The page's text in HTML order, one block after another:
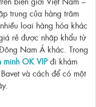
trung của hàng trăm
loại hàng hóa khác
rẻ được nhập khẩu từ
Nam Á khác. Trong
minh OK VIPđi khám
và cách để có một